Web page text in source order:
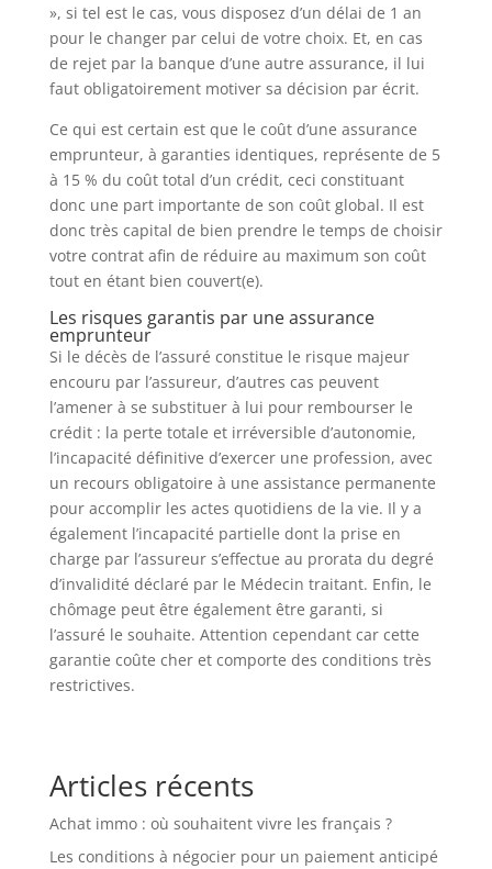
», si tel est le cas, vous disposez d’un délai de 1 an
pour le changer par celui de votre choix. Et, en cas
de rejet par la banque d’une autre assurance, il lui
faut obligatoirement motiver sa décision par écrit.
Ce qui est certain est que le coût d’une assurance
emprunteur, à garanties identiques, représente de 5
à 15 % du coût total d’un crédit, ceci constituant
donc une part importante de son coût global. Il est
donc très capital de bien prendre le temps de choisir
votre contrat afin de réduire au maximum son coût
tout en étant bien couvert(e).
Les risques garantis par une assurance
emprunteur
Si le décès de l’assuré constitue le risque majeur
encouru par l’assureur, d’autres cas peuvent
l’amener à se substituer à lui pour rembourser le
crédit : la perte totale et irréversible d’autonomie,
l’incapacité définitive d’exercer une profession, avec
un recours obligatoire à une assistance permanente
pour accomplir les actes quotidiens de la vie. Il y a
également l’incapacité partielle dont la prise en
charge par l’assureur s’effectue au prorata du degré
d’invalidité déclaré par le Médecin traitant. Enfin, le
chômage peut être également être garanti, si
l’assuré le souhaite. Attention cependant car cette
garantie coûte cher et comporte des conditions très
restrictives.
Articles récents
Achat immo : où souhaitent vivre les français ?
Les conditions à négocier pour un paiement anticipé